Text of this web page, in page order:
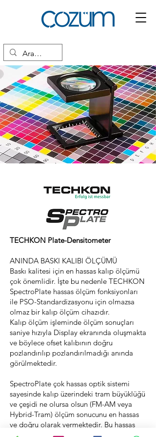
TECHKON Plate-Densitometer
ANINDA BASKI KALIBI ÖLÇÜMÜ
Baskı kalitesi için en hassas kalıp ölçümü
çok önemlidir. İşte bu nedenle TECHKON
SpectroPlate hassas ölçüm fonksiyonları
ile PSO-Standardizasyonu için olmazsa
olmaz bir kalıp ölçüm cihazıdır.
Kalıp ölçüm işleminde ölçüm sonuçları
saniye hızıyla Display ekranında oluşmakta
ve böylece ofset kalıbının doğru
pozlandırılıp pozlandırılmadığı anında
görülmektedir.
SpectroPlate çok hassas optik sistemi
sayesinde kalıp üzerindeki tram büyüklüğü
ve çeşidi ne olursa olsun (FM-AM veya
Hybrid-Tram) ölçüm sonucunu en hassas
ve doğru olarak vermektedir. Bu hassas
ölçüm sonucu her çeşit kalıp ve Tram-